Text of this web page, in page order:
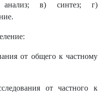
в) синтез; г)
от общего к частному
от частного к